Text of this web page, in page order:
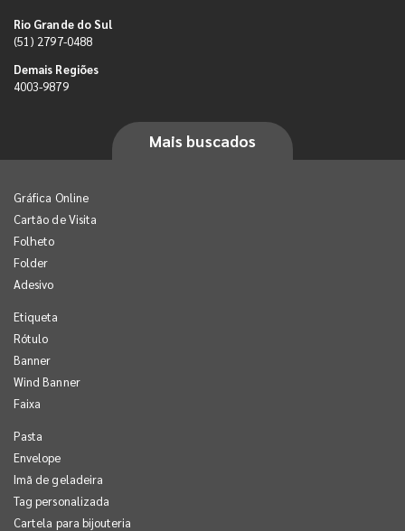
Rio Grande do Sul
(51) 2797-0488
Demais Regiões
4003-9879
Mais buscados
Gráfica Online
Cartão de Visita
Folheto
Folder
Adesivo
Etiqueta
Rótulo
Banner
Wind Banner
Faixa
Pasta
Envelope
Imã de geladeira
Tag personalizada
Cartela para bijouteria